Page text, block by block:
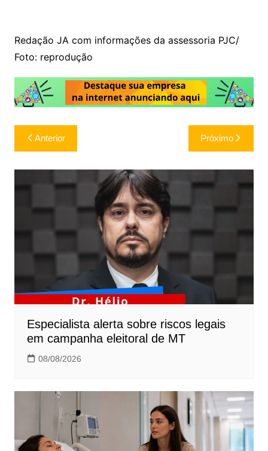
Redação JA com informações da assessoria PJC/
Foto: reprodução
Navegação
de
Post
Anterior Próximo
Especialista alerta sobre riscos legais
em campanha eleitoral de MT
08/08/2026